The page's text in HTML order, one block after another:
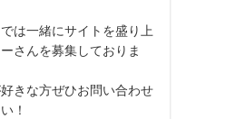
は一緒にサイトを盛り上
さんを募集しておりま
きな方ぜひお問い合わせ
！